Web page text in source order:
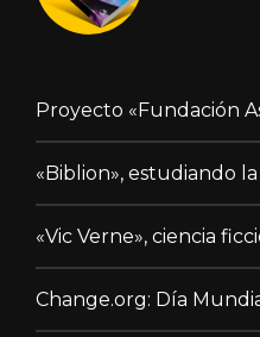
Proyecto «Fundación
«Biblion», estudiando
«Vic Verne», ciencia
Change.org: Día